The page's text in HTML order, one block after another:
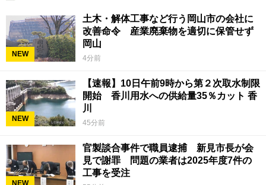
NEW
土木・解体工事など行う岡山市の会社に
改善命令 産業廃棄物を適切に保管せず
岡山
4分前
NEW
【速報】10日午前9時から第２次取水制限
開始 香川用水への供給量35％カット 香
川
45分前
NEW
官製談合事件で職員逮捕 新見市長が会
見で謝罪 問題の業者は2025年度7件の
工事を受注